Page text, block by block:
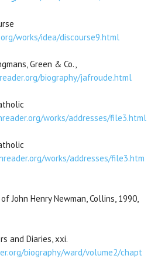
works/idea/discourse9.html
Green & Co.,
biography/jafroude.html
works/addresses/file3.html
works/addresses/file3.htm
John Henry Newman, Collins, 1990,
and Diaries, xxi.
biography/ward/volume2/chapt